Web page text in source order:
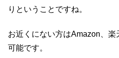
りということですね。
お近くにない方はAmazon、楽
可能です。